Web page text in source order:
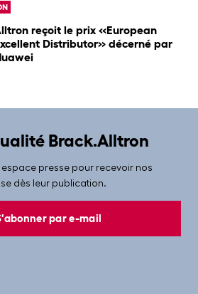
reçoit le prix «European
Distributor» décerné par
Brack.Alltron
presse pour recevoir nos
dès leur publication.
par e-mail